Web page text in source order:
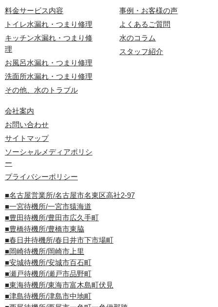
料金サービス内容
トイレ水漏れ・つまり修理
キッチン水漏れ・つまり修
理
お風呂水漏れ・つまり修理
洗面所水漏れ・つまり修理
その他、水のトラブル
事例・お客様の声
よくあるご質問
水のコラム
スタッフ紹介
会社案内
お問い合わせ
サイトマップ
ソーシャルメディアポリシ
ー
プライバシーポリシー
■名古屋営業所/名古屋市名東区高社2-97
■一宮待機所/一宮市猿海道
■豊田待機所/豊田市広久手町
■豊橋待機所/豊橋市東脇
■春日井待機所/春日井市下市場町
■岡崎待機所/岡崎市上里
■安城待機所/安城市百石町
■瀬戸待機所/瀬戸市品野町
■東海待機所/東海市富木島町伏見
■津島待機所/津島市中地町